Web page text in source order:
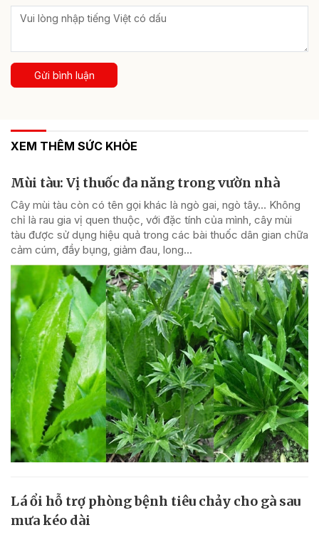
Gửi bình luận
XEM THÊM SỨC KHỎE
Mùi tàu: Vị thuốc đa năng trong vườn nhà
Cây mùi tàu còn có tên gọi khác là ngò gai, ngò tây… Không
chỉ là rau gia vị quen thuộc, với đặc tính của mình, cây mùi
tàu được sử dụng hiệu quả trong các bài thuốc dân gian chữa
cảm cúm, đầy bụng, giảm đau, long...
Lá ổi hỗ trợ phòng bệnh tiêu chảy cho gà sau
mưa kéo dài